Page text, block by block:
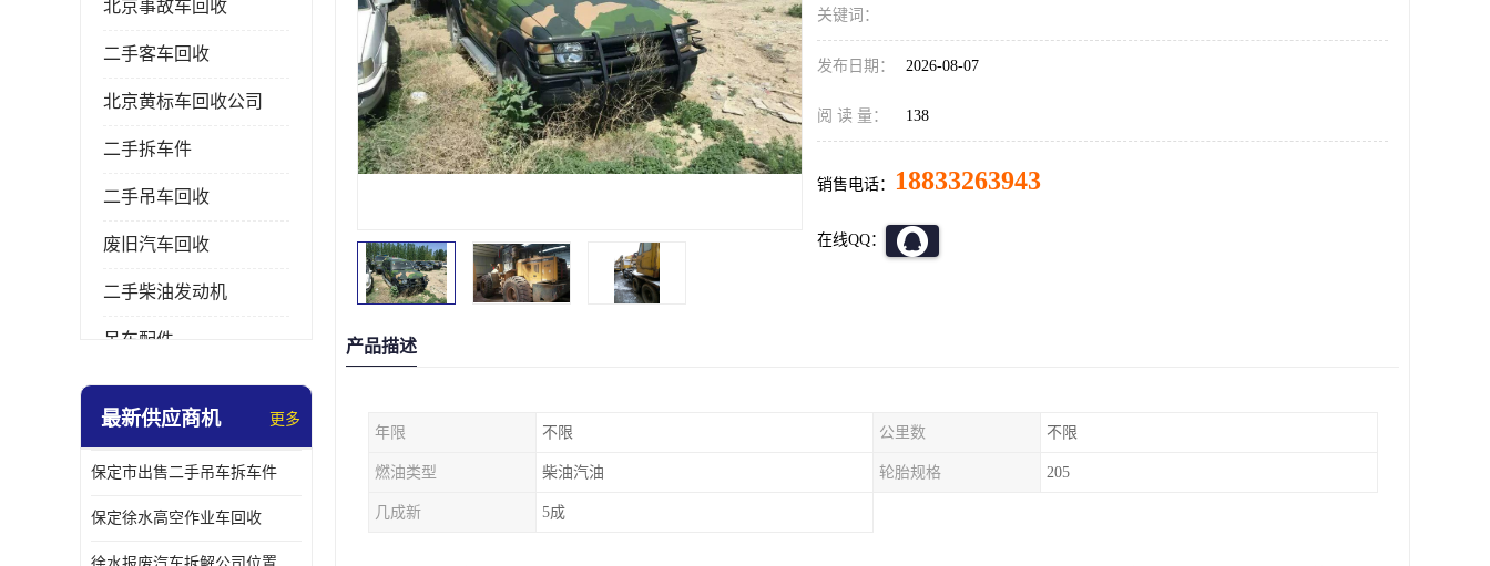
北京事故车回收
二手客车回收
北京黄标车回收公司
二手拆车件
二手吊车回收
废旧汽车回收
二手柴油发动机
吊车配件
挖掘机拆车件
最新供应商机 更多
保定市出售二手吊车拆车件
保定徐水高空作业车回收
关键词：
发布日期： 2026-08-07
阅 读 量： 138
销售电话： 18833263943
在线QQ：
产品描述
年限 不限 公里数 不限
燃油类型 柴油汽油 轮胎规格 205
几成新 5成